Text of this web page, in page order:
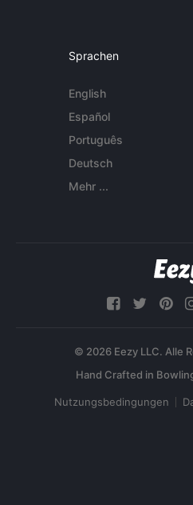
Sprachen
English
Español
Português
Deutsch
Mehr ...
© 2026 Eezy LLC. Alle
Nutzungsbedingungen